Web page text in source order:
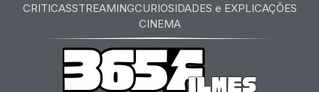
CRITICASSTREAMINGCURIOSIDADES e EXPLICAÇÕES
CINEMA